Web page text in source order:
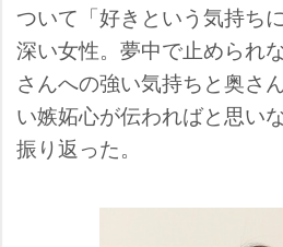
ついて「好きという気持ち
深い女性。夢中で止められ
さんへの強い気持ちと奥さ
い嫉妬心が伝わればと思い
振り返った。